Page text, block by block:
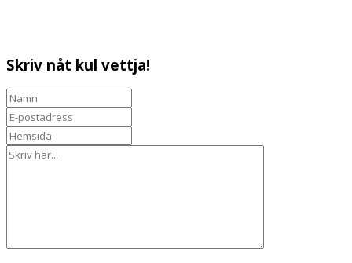
Skriv nåt kul vettja!